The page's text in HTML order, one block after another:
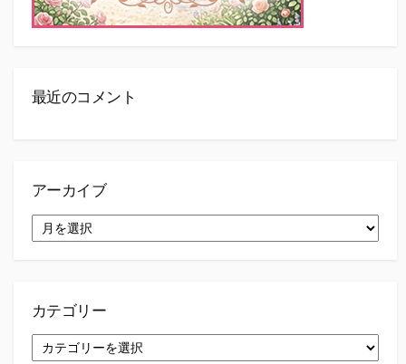
最近のコメント
アーカイブ
ー
カテゴリー
テ